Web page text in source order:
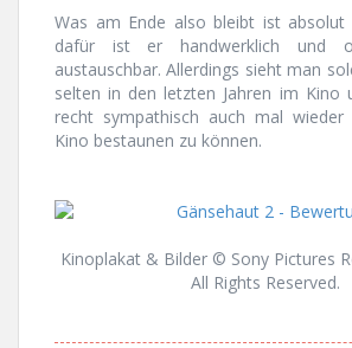
Was am Ende also bleibt ist absolut
dafür ist er handwerklich und
austauschbar. Allerdings sieht man
selten in den letzten Jahren im Kino
recht sympathisch auch mal wieder
Kino bestaunen zu können.
Kinoplakat & Bilder © Sony Pictures
All Rights Reserved.